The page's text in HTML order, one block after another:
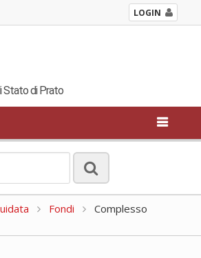
LOGIN
Stato di Prato
Fondi
Complesso